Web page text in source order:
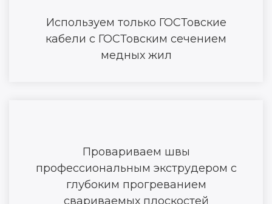
Используем только ГОСТовские
кабели с ГОСТовским сечением
медных жил
Провариваем швы
профессиональным экструдером с
глубоким прогреванием
свариваемых плоскостей